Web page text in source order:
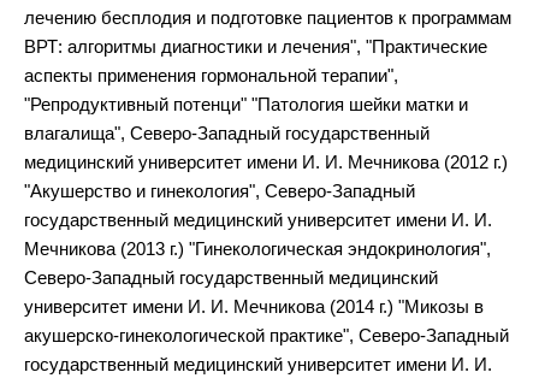
лечению бесплодия и подготовке пациентов к программам
ВРТ: алгоритмы диагностики и лечения", "Практические
аспекты применения гормональной терапии",
"Репродуктивный потенци" "Патология шейки матки и
влагалища", Северо-Западный государственный
медицинский университет имени И. И. Мечникова (2012 г.)
"Акушерство и гинекология", Северо-Западный
государственный медицинский университет имени И. И.
Мечникова (2013 г.) "Гинекологическая эндокринология",
Северо-Западный государственный медицинский
университет имени И. И. Мечникова (2014 г.) "Микозы в
акушерско-гинекологической практике", Северо-Западный
государственный медицинский университет имени И. И.